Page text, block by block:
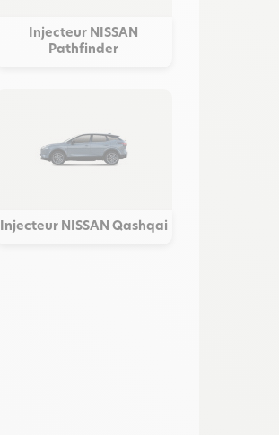
Injecteur NISSAN
Pathfinder
Injecteur NISSAN Qashqai